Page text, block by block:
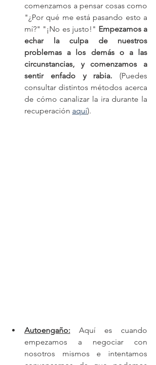
comenzamos a pensar cosas como
"¿Por qué me está pasando esto a
mí?" "¡No es justo!" Empezamos a
echar la culpa de nuestros
problemas a los demás o a las
circunstancias, y comenzamos a
sentir enfado y rabia. (Puedes
consultar distintos métodos acerca
de cómo canalizar la ira durante la
recuperación aquí).
Autoengaño: Aquí es cuando
empezamos a negociar con
nosotros mismos e intentamos